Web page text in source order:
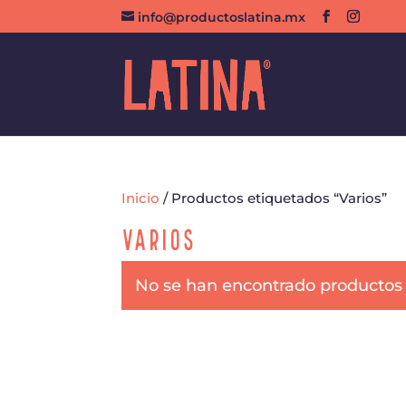
info@productoslatina.mx
Inicio / Productos etiquetados “Varios”
Varios
No se han encontrado